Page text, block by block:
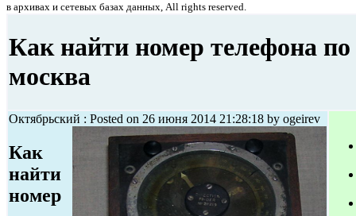
в архивах и сетевых базах данных, All rights reserved.
Как найти номер телефона
москва
Октябрьский : Posted on 26 июня 2014 21:28:18 by ogeirev
Как
найти
номер